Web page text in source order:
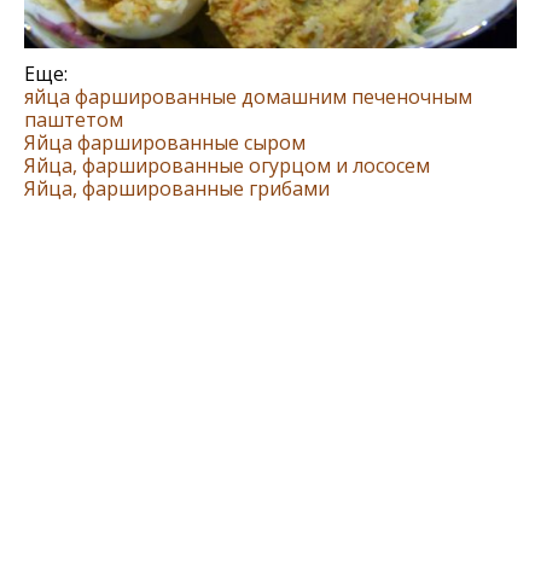
Еще:
яйца фаршированные домашним печеночным
паштетом
Яйца фаршированные сыром
Яйца, фаршированные огурцом и лососем
Яйца, фаршированные грибами